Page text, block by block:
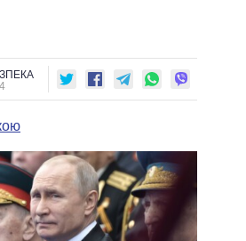
ПІДТРИМАТИ
ПОЛІТИКІВ